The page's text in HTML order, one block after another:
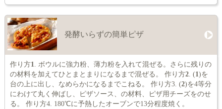
発酵いらずの簡単ピザ
作り方1
. ボウルに強力粉、薄力粉を入れて混ぜる。さらに残りの
の材料を加えてひとまとまりになるまで混ぜる。 作り方2. (1 )を
台の上に出し、なめらかになるまでこねる。 作り方3. (2)を4等分
にわけて丸く伸ばし、ピザソース、の材料、ピザ用チーズをのせ
る。 作り方4. 180℃に予熱したオーブンで13分程度焼く。